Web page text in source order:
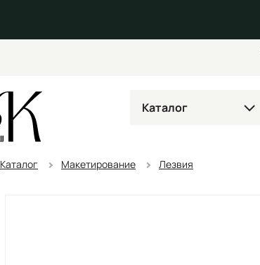
Каталог
Каталог Макетирование Лезвия